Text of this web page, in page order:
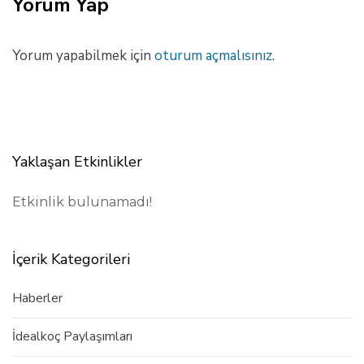
e
M
k
Yorum yapabilmek için oturum açmalısınız.
Yaklaşan Etkinlikler
Etkinlik bulunamadı!
İçerik Kategorileri
Haberler
İdealkoç Paylaşımları